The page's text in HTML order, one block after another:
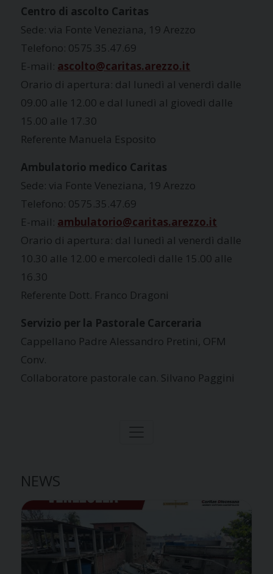
Centro di ascolto Caritas
Sede: via Fonte Veneziana, 19 Arezzo
Telefono: 0575.35.47.69
E-mail: ascolto@caritas.arezzo.it
Orario di apertura: dal lunedì al venerdì dalle
09.00 alle 12.00 e dal lunedì al giovedì dalle
15.00 alle 17.30
Referente Manuela Esposito
Ambulatorio medico Caritas
Sede: via Fonte Veneziana, 19 Arezzo
Telefono: 0575.35.47.69
E-mail: ambulatorio@caritas.arezzo.it
Orario di apertura: dal lunedì al venerdì dalle
10.30 alle 12.00 e mercoledì dalle 15.00 alle
16.30
Referente Dott. Franco Dragoni
Servizio per la Pastorale Carceraria
Cappellano Padre Alessandro Pretini, OFM
Conv.
Collaboratore pastorale can. Silvano Paggini
NEWS